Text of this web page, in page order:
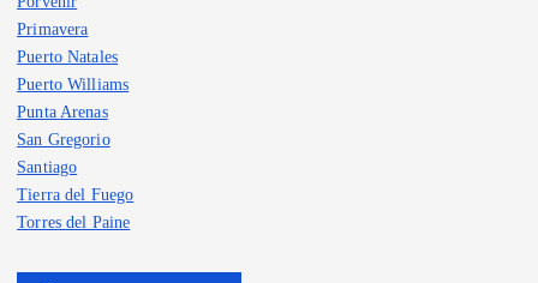
Primavera
Puerto Natales
Puerto Williams
Punta Arenas
San Gregorio
Santiago
Tierra del Fuego
Torres del Paine